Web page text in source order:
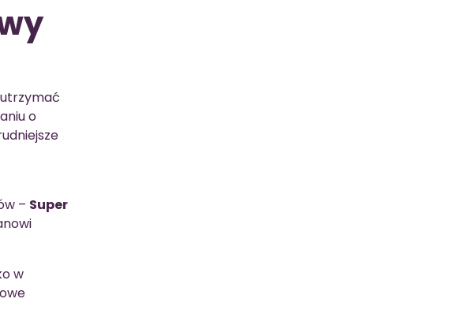
o
– Super
w